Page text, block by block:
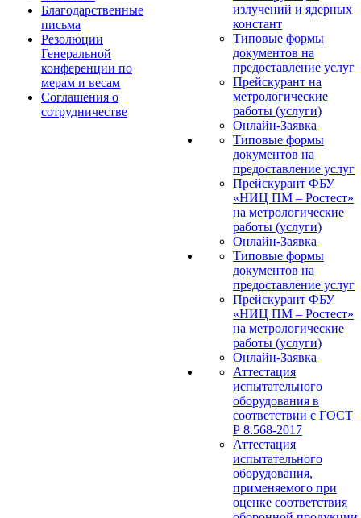
Благодарственные
письма
Резолюции
Генеральной
конференции по
мерам и весам
Соглашения о
сотрудничестве
излучений и ядерных
констант
Типовые формы
документов на
предоставление услуг
Прейскурант на
метрологические
работы (услуги)
Онлайн-Заявка
Типовые формы
документов на
предоставление услуг
Прейскурант ФБУ
«НИЦ ПМ – Ростест»
на метрологические
работы (услуги)
Онлайн-Заявка
Типовые формы
документов на
предоставление услуг
Прейскурант ФБУ
«НИЦ ПМ – Ростест»
на метрологические
работы (услуги)
Онлайн-Заявка
Аттестация
испытательного
оборудования в
соответствии с ГОСТ
Р 8.568-2017
Аттестация
испытательного
оборудования,
применяемого при
оценке соответствия